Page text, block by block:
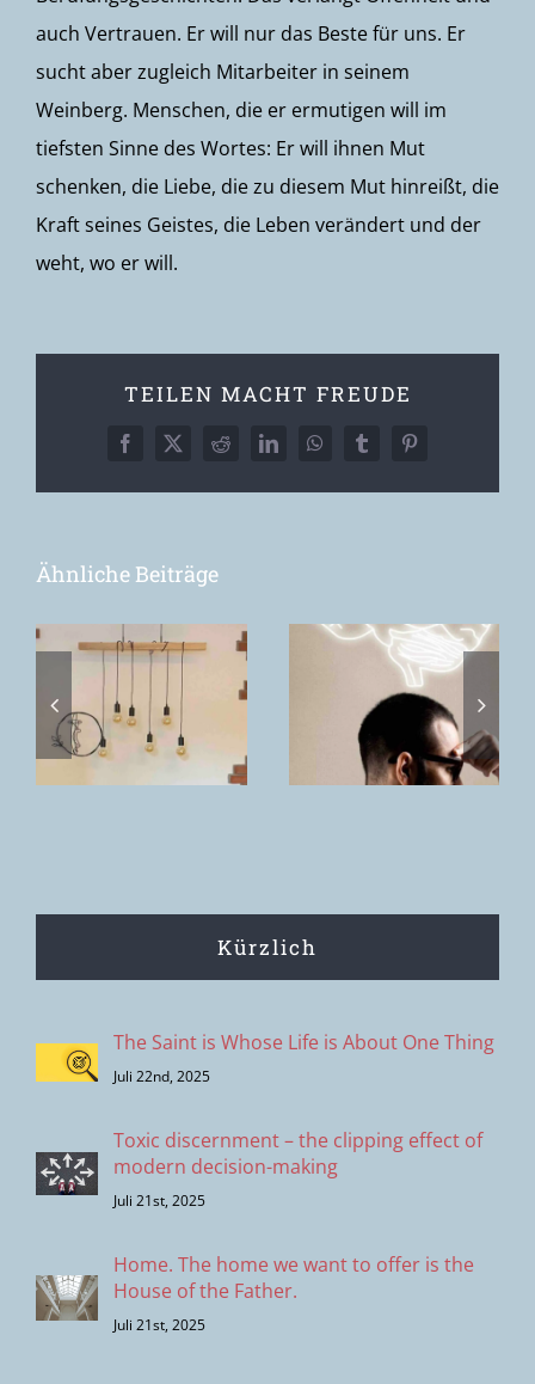
auch Vertrauen. Er will nur das Beste für uns. Er
sucht aber zugleich Mitarbeiter in seinem
Weinberg. Menschen, die er ermutigen will im
tiefsten Sinne des Wortes: Er will ihnen Mut
schenken, die Liebe, die zu diesem Mut hinreißt, die
Kraft seines Geistes, die Leben verändert und der
weht, wo er will.
TEILEN MACHT FREUDE
Facebook
X RedditLinkedInWhatsAppTumblrPinterest
Ähnliche Beiträge
Ein altes
Denkmuster,
das nicht
mehr zieht
Wellen bauen
oder Wellen
surfen –
Kriterien für
das Handeln
Kürzlich
The Saint is Whose Life is About One Thing
Juli 22nd, 2025
Toxic discernment – the clipping effect of
modern decision-making
Juli 21st, 2025
Home. The home we want to offer is the
House of the Father.
Juli 21st, 2025